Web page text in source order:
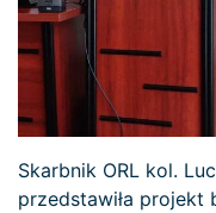
Skarbnik ORL kol.
przedstawiła projekt